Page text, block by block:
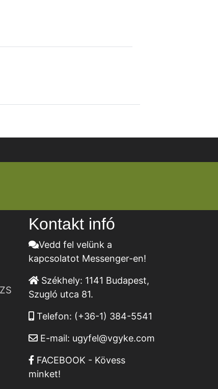
Kontakt infó
Vedd fel velünk a
kapcsolatot Messenger-en!
Székhely: 1141 Budapest,
Szugló utca 81.
Telefon: (+36-1) 384-5541
E-mail: ugyfel@vgyke.com
FACEBOOK - Kövess
minket!